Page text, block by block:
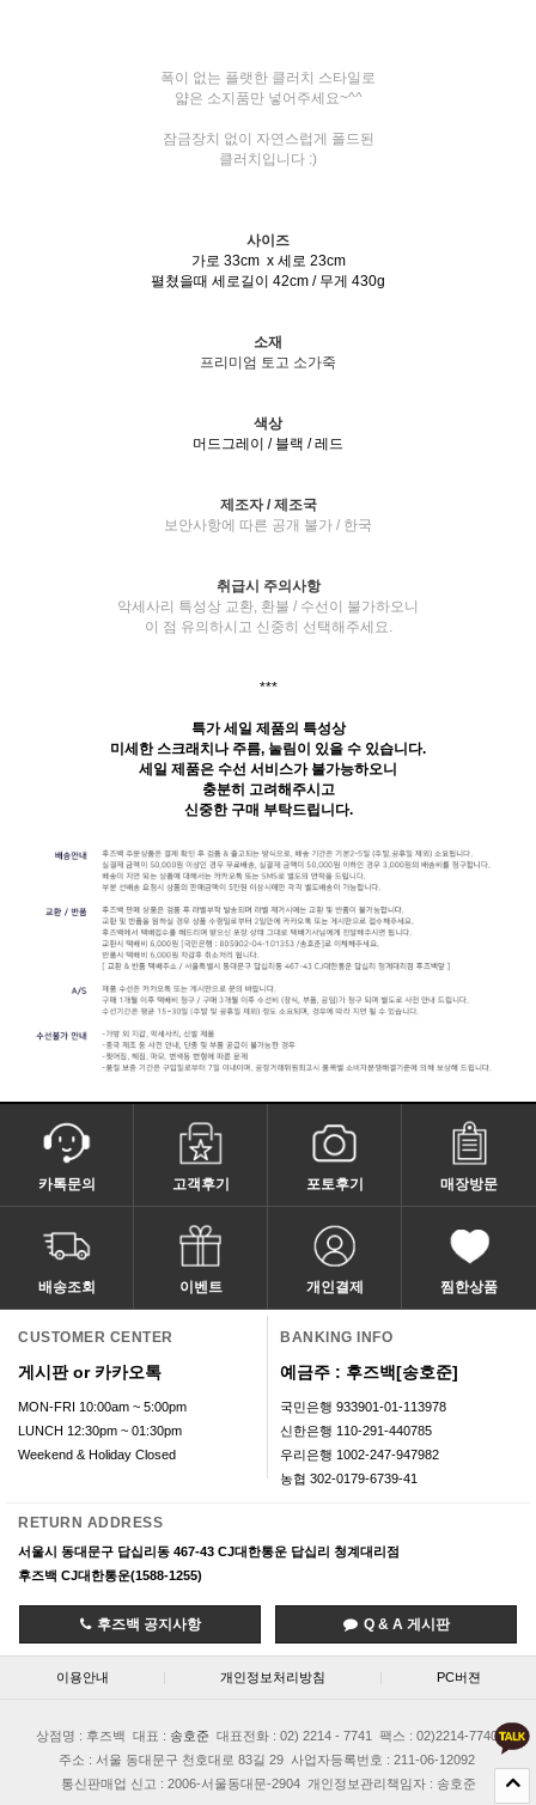
폭이 없는 플랫한 클러치 스타일로
얇은 소지품만 넣어주세요~^^
잠금장치 없이 자연스럽게 폴드된
클러치입니다 :)
사이즈
가로 33cm x 세로 23cm
펼쳤을때 세로길이 42cm / 무게 430g
소재
프리미엄 토고 소가죽
색상
머드그레이 / 블랙 / 레드
제조자 / 제조국
보안사항에 따른 공개 불가 / 한국
취급시 주의사항
악세사리 특성상 교환, 환불 / 수선이 불가하오니
이 점 유의하시고 신중히 선택해주세요.
***
특가 세일 제품의 특성상
미세한 스크래치나 주름, 눌림이 있을 수 있습니다.
세일 제품은 수선 서비스가 불가능하오니
충분히 고려해주시고
신중한 구매 부탁드립니다.
카톡문의 고객후기 포토후기 매장방문
배송조회 이벤트 개인결제 찜한상품
CUSTOMER CENTER
게시판 or 카카오톡
MON-FRI 10:00am ~ 5:00pm
LUNCH 12:30pm ~ 01:30pm
Weekend & Holiday Closed
BANKING INFO
예금주 : 후즈백[송호준]
국민은행 933901-01-113978
신한은행 110-291-440785
우리은행 1002-247-947982
농협 302-0179-6739-41
RETURN ADDRESS
서울시 동대문구 답십리동 467-43 CJ대한통운 답십리 청계대리점
후즈백 CJ대한통운(1588-1255)
후즈백 공지사항 Q & A 게시판
이용안내 | 개인정보처리방침 | PC버젼
상점명 : 후즈백 대표 : 송호준 대표전화 : 02) 2214 - 7741
팩스 : 02)2214-7740
주소 : 서울 동대문구 천호대로 83길 29
사업자등록번호 : 211-06-12092
통신판매업 신고 : 2006-서울동대문-2904
개인정보관리책임자 : 송호준